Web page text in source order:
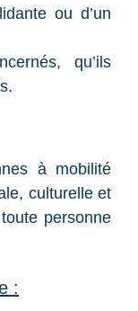
ou d’un
qu’ils
à mobilité
culturelle et
personne
: